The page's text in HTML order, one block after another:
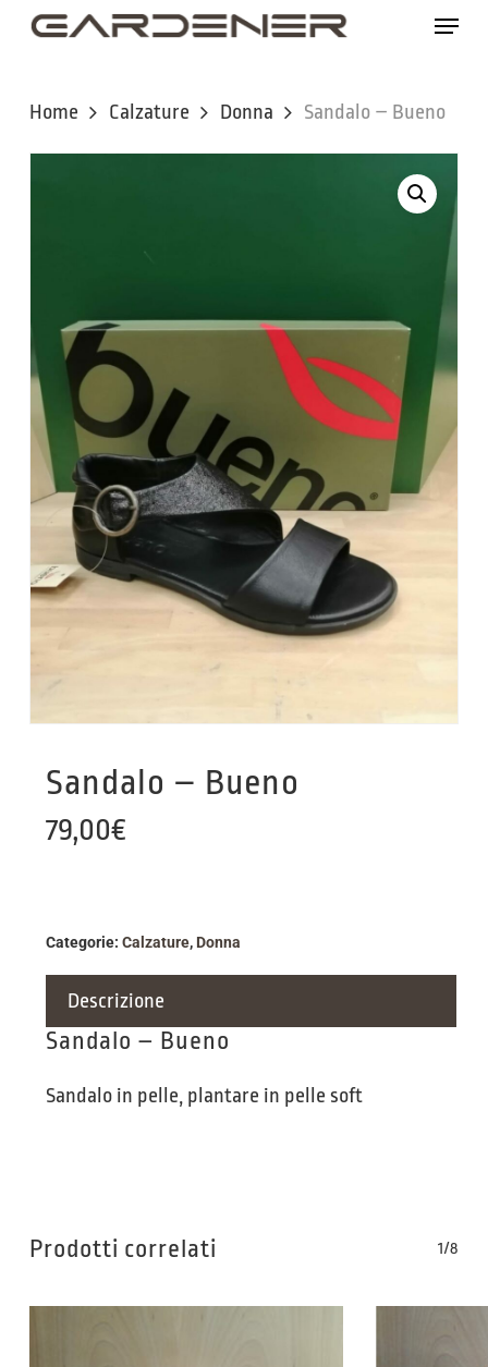
Skip
content
Menu
Home Calzature Donna Sandalo – Bueno
Sandalo – Bueno
79,00€
Categorie: Calzature, Donna
Descrizione
Sandalo – Bueno
Sandalo in pelle, plantare in pelle soft
Prodotti correlati 1/8